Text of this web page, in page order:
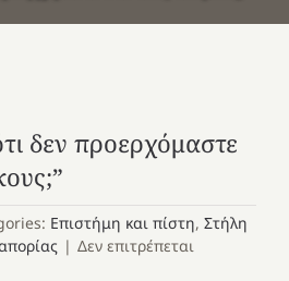
δεν προερχόμαστε
Επιστήμη και πίστη, Στήλη
| Δεν επιτρέπεται